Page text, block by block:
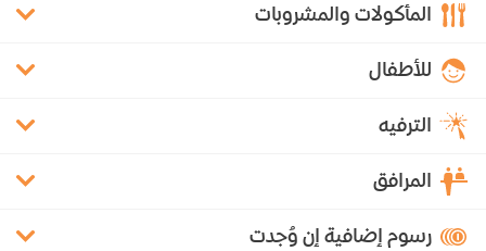
المأكولات والمشروبات
للأطفال
الترفيه
المرافق
رسوم إضافية إن وُجدت